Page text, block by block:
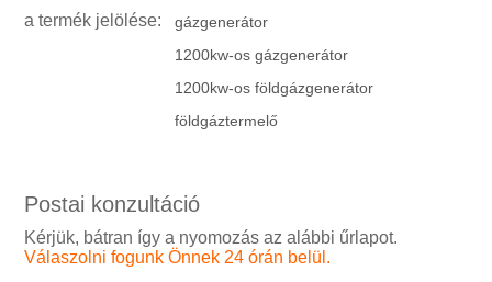
a termék jelölése:
gázgenerátor
1200kw-os gázgenerátor
1200kw-os földgázgenerátor
földgáztermelő
Postai konzultáció
Kérjük, bátran így a nyomozás az alábbi űrlapot.
Válaszolni fogunk Önnek 24 órán belül.